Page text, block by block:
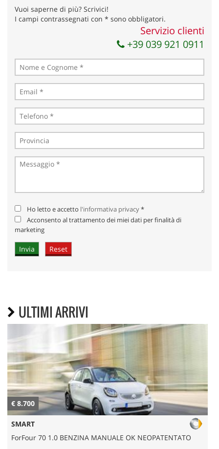
Invia la tua richiesta
Vuoi saperne di più? Scrivici!
I campi contrassegnati con * sono obbligatori.
Servizio clienti
+39 039 921 0911
Ho letto e accetto l'informativa privacy*
Acconsento al trattamento dei miei dati per finalità di
marketing
ULTIMI ARRIVI
€ 8.700
SMART
ForFour 70 1.0 BENZINA MANUALE OK NEOPATENTATO